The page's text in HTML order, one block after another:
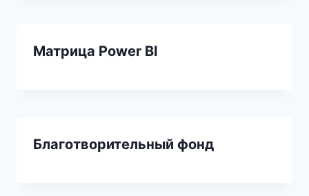
Матрица Power BI
Благотворительный фонд